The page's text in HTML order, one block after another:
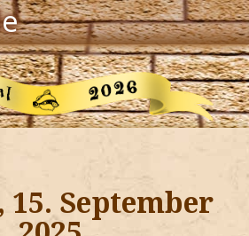
15. September